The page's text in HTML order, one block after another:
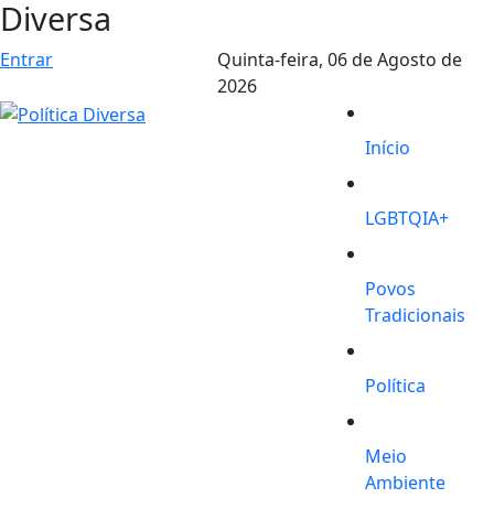
Diversa
Entrar Quinta-feira, 06 de Agosto de
2026
Início
LGBTQIA+
Povos
Tradicionais
Política
Meio
Ambiente